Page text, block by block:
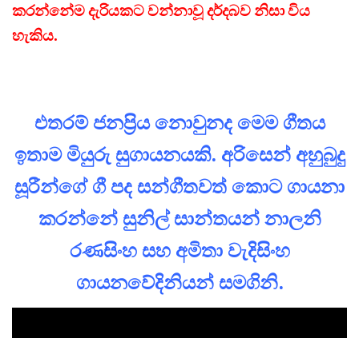
කරන්නේම දැරියකට වන්නාවූ දර්දබව නිසා විය
හැකිය.
එතරම් ජනප්‍රිය නොවුනද මෙම ගීතය
ඉතාම මියුරු සුගායනයකි. අරිසෙන් අහුබුදු
සූරීන්ගේ ගී පද සන්ගීතවත් කොට ගායනා
කරන්නේ සුනිල් සාන්තයන් නාලනි
රණසිංහ සහ අමිතා වැදිසිංහ
ගායනවේදිනියන් සමගිනි.